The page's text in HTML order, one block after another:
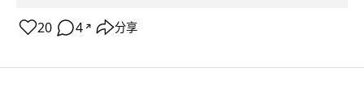
20 4 ↗ 分享